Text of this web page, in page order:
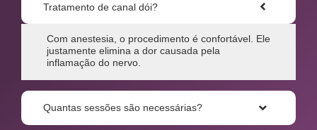
Tratamento de canal dói?
Com anestesia, o procedimento é confortável. Ele
justamente elimina a dor causada pela
inflamação do nervo.
Quantas sessões são necessárias?